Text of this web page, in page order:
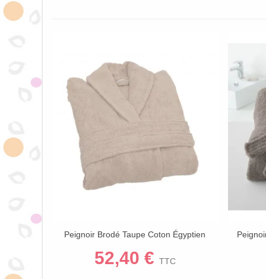
Afficher Plus
Peignoir Brodé Taupe Coton Égyptien
Française
52,40 € TTC